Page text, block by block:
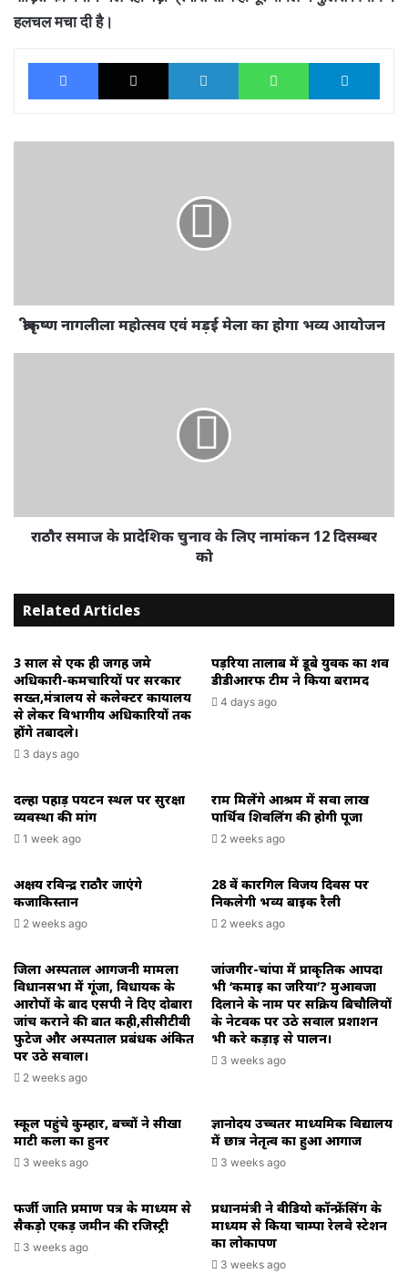
हलचल मचा दी है।
Facebook X LinkedIn WhatsApp
भव्य
आयोजन
श्रीकृष्ण नागलीला महोत्सव एवं मड़ई मेला का होगा भव्य आयोजन
12
दिसम्बरराठौर समाज के प्रादेशिक चुनाव के लिए नामांकन 12 दिसम्बर
को
Related Articles
3 साल से एक ही जगह जमे
अधिकारी-कर्मचारियों पर सरकार
सख्त,मंत्रालय से कलेक्टर कार्यालय
से लेकर विभागीय अधिकारियों तक
होंगे तबादले।
3 days ago
पड़रिया तालाब में डूबे युवक का शव
डीडीआरफ टीम ने किया बरामद
4 days ago
दल्हा पहाड़ पर्यटन स्थल पर सुरक्षा
व्यवस्था की मांग
1 week ago
राम मिलेंगे आश्रम में सवा लाख
पार्थिव शिवलिंग की होगी पूजा
2 weeks ago
अक्षय रविन्द्र राठौर जाएंगे
कजाकिस्तान
2 weeks ago
28 वें कारगिल विजय दिवस पर
निकलेगी भव्य बाइक रैली
2 weeks ago
जिला अस्पताल आगजनी मामला
विधानसभा में गूंजा, विधायक के
आरोपों के बाद एसपी ने दिए दोबारा
जांच कराने की बात कही,सीसीटीवी
फुटेज और अस्पताल प्रबंधक अंकित
पर उठे सवाल।
2 weeks ago
जांजगीर-चांपा में प्राकृतिक आपदा
भी ‘कमाई का जरिया’? मुआवजा
दिलाने के नाम पर सक्रिय बिचौलियों
के नेटवर्क पर उठे सवाल प्रशाशन
भी करे कड़ाई से पालन।
3 weeks ago
स्कूल पहुंचे कुम्हार, बच्चों ने सीखा
माटी कला का हुनर
3 weeks ago
ज्ञानोदय उच्चतर माध्यमिक विद्यालय
में छात्र नेतृत्व का हुआ आगाज
3 weeks ago
फर्जी जाति प्रमाण पत्र के माध्यम से
सैकड़ो एकड़ जमीन की रजिस्ट्री
3 weeks ago
प्रधानमंत्री ने वीडियो कॉन्फ्रेंसिंग के
माध्यम से किया चाम्पा रेलवे स्टेशन
का लोकार्पण
3 weeks ago